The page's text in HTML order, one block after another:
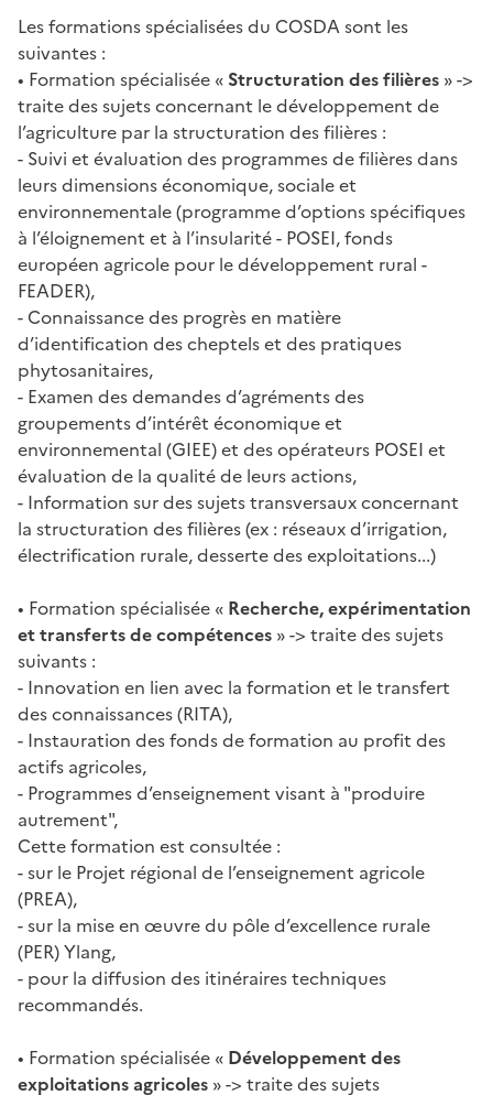
Les formations spécialisées du COSDA sont les
suivantes :
• Formation spécialisée « Structuration des filières » ->
traite des sujets concernant le développement de
l’agriculture par la structuration des filières :
- Suivi et évaluation des programmes de filières dans
leurs dimensions économique, sociale et
environnementale (programme d’options spécifiques
à l’éloignement et à l’insularité - POSEI, fonds
européen agricole pour le développement rural -
FEADER),
- Connaissance des progrès en matière
d’identification des cheptels et des pratiques
phytosanitaires,
- Examen des demandes d’agréments des
groupements d’intérêt économique et
environnemental (GIEE) et des opérateurs POSEI et
évaluation de la qualité de leurs actions,
- Information sur des sujets transversaux concernant
la structuration des filières (ex : réseaux d’irrigation,
électrification rurale, desserte des exploitations...)
• Formation spécialisée « Recherche, expérimentation
et transferts de compétences » -> traite des sujets
suivants :
- Innovation en lien avec la formation et le transfert
des connaissances (RITA),
- Instauration des fonds de formation au profit des
actifs agricoles,
- Programmes d’enseignement visant à "produire
autrement",
Cette formation est consultée :
- sur le Projet régional de l’enseignement agricole
(PREA),
- sur la mise en œuvre du pôle d’excellence rurale
(PER) Ylang,
- pour la diffusion des itinéraires techniques
recommandés.
• Formation spécialisée « Développement des
exploitations agricoles » -> traite des sujets